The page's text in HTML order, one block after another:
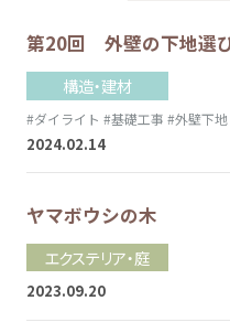
第20回 外壁の下地選
構造・建材
#ダイライト #基礎工事 #外壁下地
2024.02.14
ヤマボウシの木
エクステリア・庭
2023.09.20